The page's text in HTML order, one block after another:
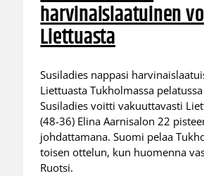
harvinaislaatuinen
Liettuasta
Susiladies nappasi
Liettuasta Tukholmassa
Susiladies voitti vakuuttavasti
(48-36) Elina Aarnisalon 22
johdattamana. Suomi pelaa
toisen ottelun, kun huomenna
Ruotsi.